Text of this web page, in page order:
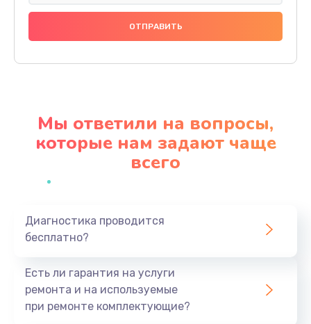
Замена праймера
1000 руб.
Заказать
Профилактическая чистка
Заказать
Мы ответили на вопросы,
которые нам задают чаще
всего
Диагностика проводится
бесплатно?
Есть ли гарантия на услуги
ремонта и на используемые
при ремонте комплектующие?